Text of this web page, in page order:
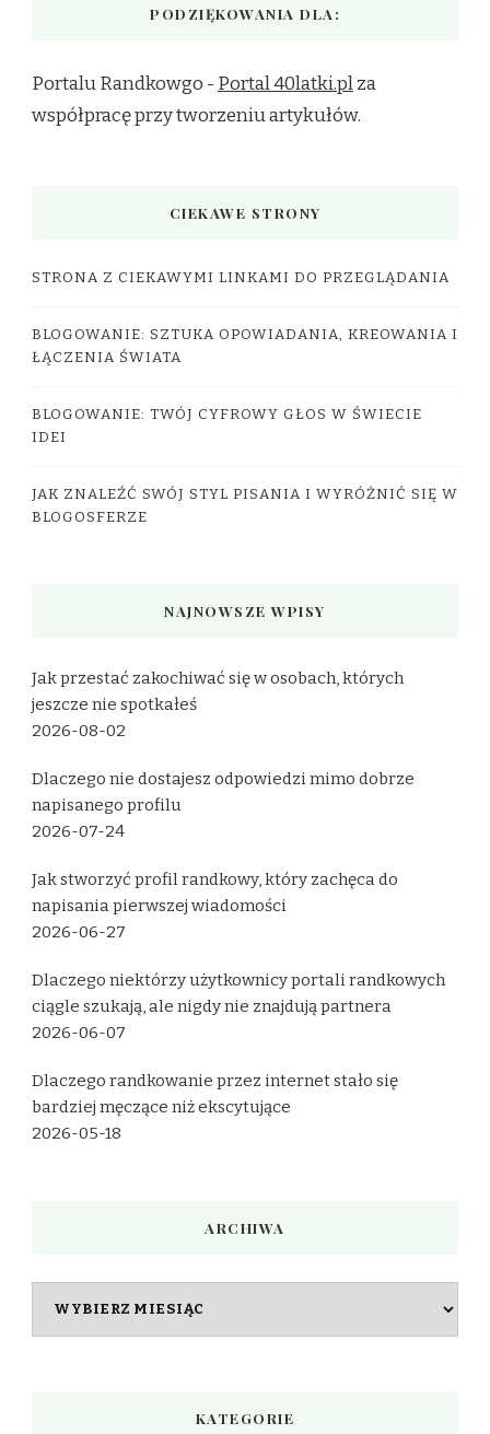
PODZIĘKOWANIA DLA:
Portalu Randkowgo - Portal 40latki.plza
współpracę przy tworzeniu artykułów.
CIEKAWE STRONY
STRONA Z CIEKAWYMI LINKAMI DO PRZEGLĄDANIA
BLOGOWANIE: SZTUKA OPOWIADANIA, KREOWANIA I
ŁĄCZENIA ŚWIATA
BLOGOWANIE: TWÓJ CYFROWY GŁOS W ŚWIECIE
IDEI
JAK ZNALEŹĆ SWÓJ STYL PISANIA I WYRÓŻNIĆ SIĘ W
BLOGOSFERZE
NAJNOWSZE WPISY
Jak przestać zakochiwać się w osobach, których
jeszcze nie spotkałeś
2026-08-02
Dlaczego nie dostajesz odpowiedzi mimo dobrze
napisanego profilu
2026-07-24
Jak stworzyć profil randkowy, który zachęca do
napisania pierwszej wiadomości
2026-06-27
Dlaczego niektórzy użytkownicy portali randkowych
ciągle szukają, ale nigdy nie znajdują partnera
2026-06-07
Dlaczego randkowanie przez internet stało się
bardziej męczące niż ekscytujące
2026-05-18
ARCHIWA
KATEGORIE